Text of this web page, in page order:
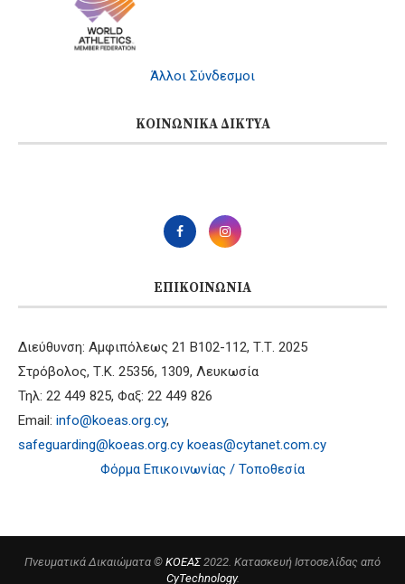
Άλλοι Σύνδεσμοι
ΚΟΙΝΩΝΙΚΆ ΔΊΚΤΥΑ
ΕΠΙΚΟΙΝΩΝΊΑ
Διεύθυνση: Αμφιπόλεως 21 B102-112, Τ.Τ. 2025
Στρόβολος, Τ.Κ. 25356, 1309, Λευκωσία
Τηλ: 22 449 825, Φαξ: 22 449 826
Email: info@koeas.org.cy,
safeguarding@koeas.org.cy koeas@cytanet.com.cy
Φόρμα Επικοινωνίας / Τοποθεσία
Πνευματικά Δικαιώματα © ΚΟΕΑΣ2022. Κατασκευή Ιστοσελίδας από
CyTechnology.